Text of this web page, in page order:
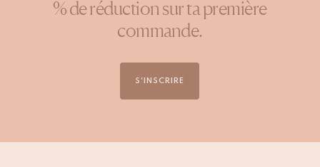
% de réduction sur ta première
commande.
S'INSCRIRE